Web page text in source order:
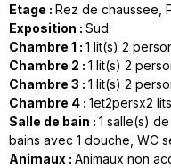
Etage : Rez de chaussee
Exposition : Sud
Chambre 1 : 1 lit(s) 2
Chambre 2 : 1 lit(s) 2
Chambre 3 : 1 lit(s) 2
Chambre 4 : 1et2persx2
Salle de bain : 1 salle(s)
bains avec 1 douche WC
Animaux : Animaux non